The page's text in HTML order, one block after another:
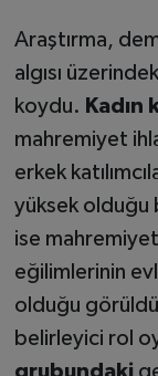
Araştırma,
algısı
koydu. Kadın
mahremiyet
erkek
yüksek olduğu
ise
eğilimlerinin
olduğu
belirleyici rol
grubundaki